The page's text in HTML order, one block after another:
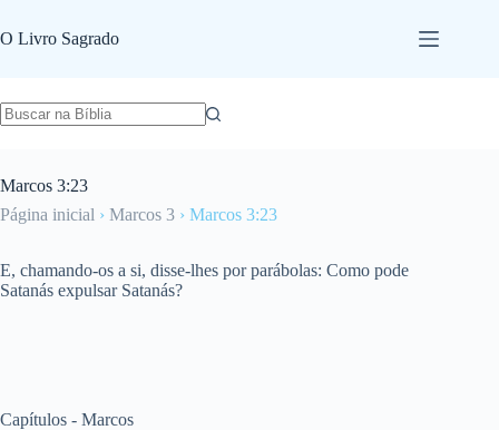
para
o
O Livro Sagrado
Marcos 3:23
Página inicial › Marcos 3 › Marcos 3:23
E, chamando-os a si, disse-lhes por parábolas: Como pode
Satanás expulsar Satanás?
Capítulos - Marcos